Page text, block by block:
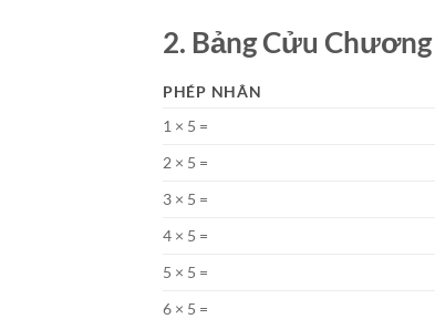
2. Bảng Cửu
PHÉP NHÂN
1 × 5 =
2 × 5 =
3 × 5 =
4 × 5 =
5 × 5 =
6 × 5 =